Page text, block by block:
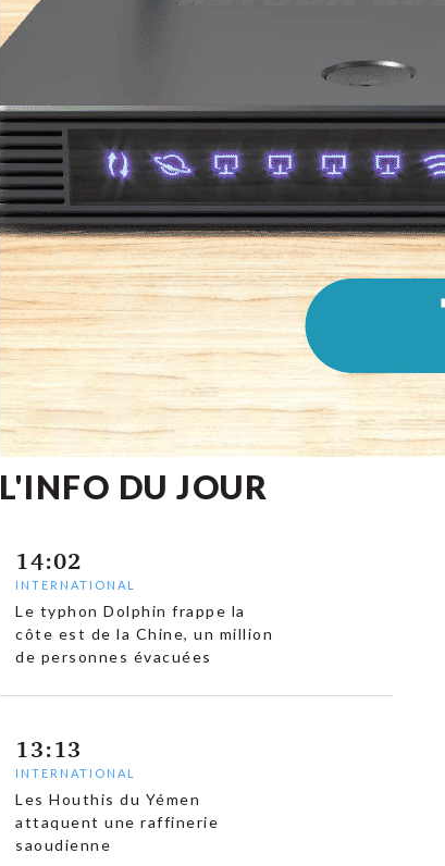
L'INFO DU JOUR
14:02
INTERNATIONAL
Le typhon Dolphin frappe la
côte est de la Chine, un million
de personnes évacuées
13:13
INTERNATIONAL
Les Houthis du Yémen
attaquent une raffinerie
saoudienne